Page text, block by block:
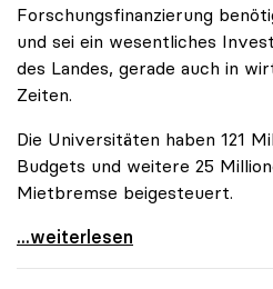
Forschungsfinanzierung
und sei ein wesentliches
des Landes, gerade auch in
Zeiten.
Die Universitäten haben 121
Budgets und weitere 25
Mietbremse beigesteuert.
„Verzögerung
...weiterlesen